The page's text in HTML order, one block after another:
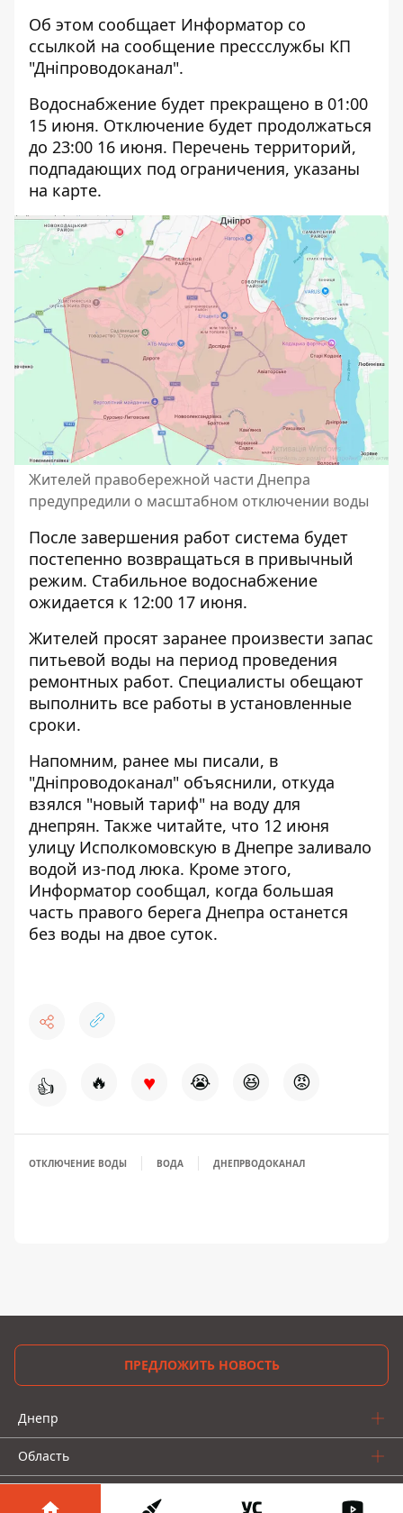
Об этом сообщает Информатор со
ссылкой на сообщение прессслужбы КП
"Дніпроводоканал".
Водоснабжение будет прекращено в 01:00
15 июня. Отключение будет продолжаться
до 23:00 16 июня. Перечень территорий,
подпадающих под ограничения, указаны
на карте.
Жителей правобережной части Днепра
предупредили о масштабном отключении воды
После завершения работ система будет
постепенно возвращаться в привычный
режим. Стабильное водоснабжение
ожидается к 12:00 17 июня.
Жителей просят заранее произвести запас
питьевой воды на период проведения
ремонтных работ. Специалисты обещают
выполнить все работы в установленные
сроки.
Напомним, ранее мы писали, в
"Дніпроводоканал" объяснили, откуда
взялся "новый тариф" на воду для
днепрян. Также читайте, что 12 июня
улицу Исполкомовскую в Днепре заливало
водой из-под люка. Кроме этого,
Информатор сообщал, когда большая
часть правого берега Днепра останется
без воды на двое суток.
👍 🔥 ♥ 😭 😆 😡
ОТКЛЮЧЕНИЕ ВОДЫ ВОДА ДНЕПРВОДОКАНАЛ
ПРЕДЛОЖИТЬ НОВОСТЬ
Днепр
Область